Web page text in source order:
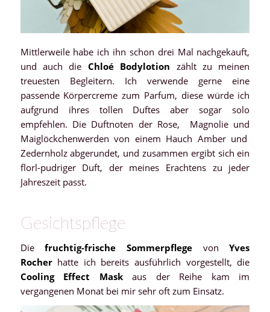
Mittlerweile habe ich ihn schon drei Mal nachgekauft,
und auch die Chloé Bodylotion zählt zu meinen
treuesten Begleitern. Ich verwende gerne eine
passende Körpercreme zum Parfum, diese würde ich
aufgrund ihres tollen Duftes aber sogar solo
empfehlen. Die Duftnoten der Rose, Magnolie und
Maiglöckchenwerden von einem Hauch Amber und
Zedernholz abgerundet, und zusammen ergibt sich ein
florl-pudriger Duft, der meines Erachtens zu jeder
Jahreszeit passt.
Gesichtspflege
Diefruchtig-frische Sommerpflege vonYves
Rocherhatte ich bereits ausführlich vorgestellt, die
Cooling Effect Maskaus der Reihe kam im
vergangenen Monat bei mir sehr oft zum Einsatz.